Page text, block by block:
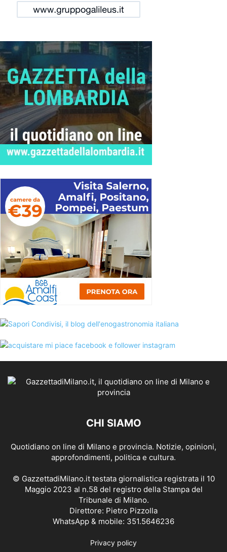
CHI SIAMO
Quotidiano on line di Milano e provincia. Notizie, opinioni,
approfondimenti, politica e cultura.
© GazzettadiMilano.it testata giornalistica registrata il 10
Maggio 2023 al n.58 del registro della Stampa del
Tribunale di Milano.
Direttore: Pietro Pizzolla
WhatsApp & mobile: 351.5646236
Privacy policy